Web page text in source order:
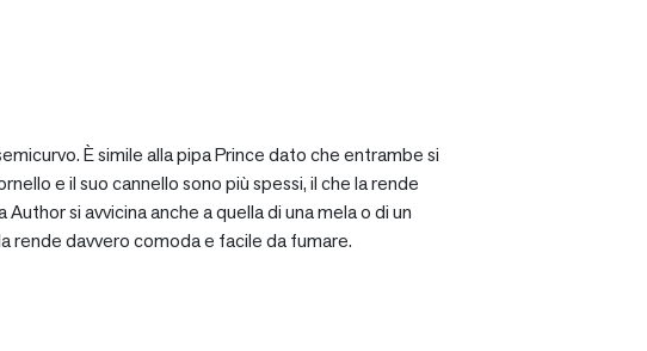
È simile alla pipa Prince dato che entrambe si
e il suo cannello sono più spessi, il che la rende
si avvicina anche a quella di una mela o di un
rende davvero comoda e facile da fumare.